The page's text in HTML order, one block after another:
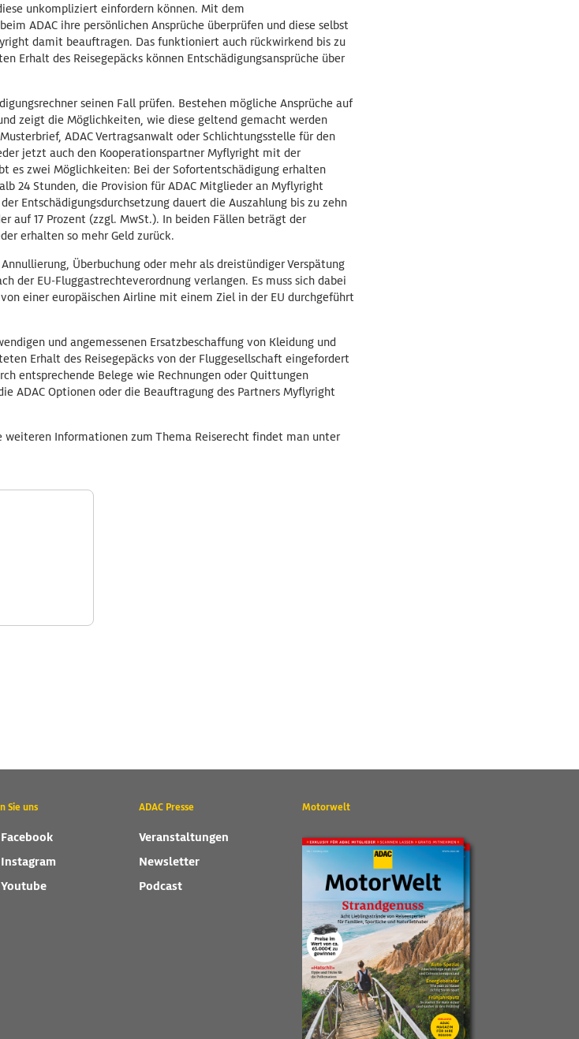
unkompliziert einfordern können. Mit dem
ADAC ihre persönlichen Ansprüche überprüfen und diese selbst
damit beauftragen. Das funktioniert auch rückwirkend bis zu
Erhalt des Reisegepäcks können Entschädigungsansprüche über
seinen Fall prüfen. Bestehen mögliche Ansprüche auf
zeigt die Möglichkeiten, wie diese geltend gemacht werden
ADAC Vertragsanwalt oder Schlichtungsstelle für den
jetzt auch den Kooperationspartner Myflyright mit der
es zwei Möglichkeiten: Bei der Sofortentschädigung erhalten
24 Stunden, die Provision für ADAC Mitglieder an Myflyright
Entschädigungsdurchsetzung dauert die Auszahlung bis zu zehn
auf 17 Prozent (zzgl. MwSt.). In beiden Fällen beträgt der
erhalten so mehr Geld zurück.
Überbuchung oder mehr als dreistündiger Verspätung
der EU-Fluggastrechteverordnung verlangen. Es muss sich dabei
einer europäischen Airline mit einem Ziel in der EU durchgeführt
und angemessenen Ersatzbeschaffung von Kleidung und
Erhalt des Reisegepäcks von der Fluggesellschaft eingefordert
entsprechende Belege wie Rechnungen oder Quittungen
ADAC Optionen oder die Beauftragung des Partners Myflyright
weiteren Informationen zum Thema Reiserecht findet man unter
Sie uns
Facebook
Instagram
Youtube
ADAC Presse
Veranstaltungen
Newsletter
Podcast
Motorwelt